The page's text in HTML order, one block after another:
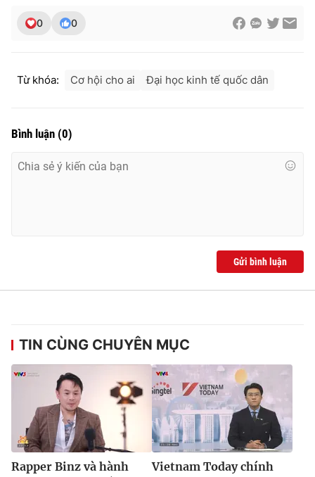
0 0
Từ khóa: Cơ hội cho ai Đại học kinh tế quốc dân
Bình luận (0)
Gửi bình luận
TIN CÙNG CHUYÊN MỤC
Rapper Binz và hành
Vietnam Today chính